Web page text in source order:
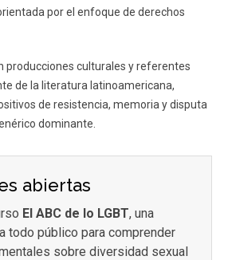
por el enfoque de derechos
producciones culturales y referentes
de la literatura latinoamericana,
de resistencia, memoria y disputa
dominante.
abiertas
El ABC de lo LGBT, una
todo público para comprender
sobre diversidad sexual